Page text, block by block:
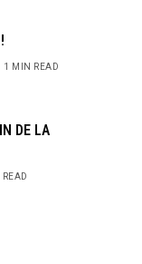
1 MIN READ
DE LA